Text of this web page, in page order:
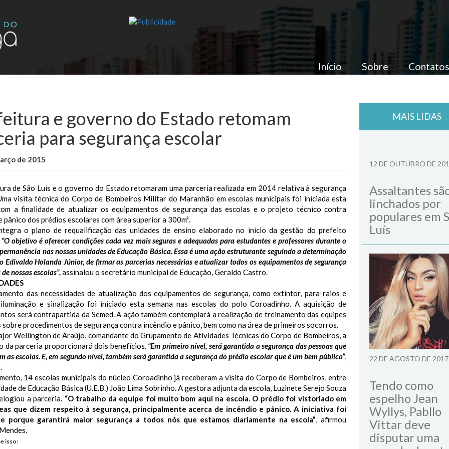
Início Sobre Contatos
e governo do Estado retomam
para segurança escolar
de 2015
de São Luís e o governo do Estado retomaram uma parceria realizada em 2014 relativa à segurança
visita técnica do Corpo de Bombeiros Militar do Maranhão em escolas municipais foi iniciada esta
a finalidade de atualizar os equipamentos de segurança das escolas e o projeto técnico contra
pânico dos prédios escolares com área superior a 300m².
o plano de requalificação das unidades de ensino elaborado no início da gestão do prefeito
“O objetivo é oferecer condições cada vez mais seguras e adequadas para estudantes e professores durante o
nas nossas unidades de Educação Básica. Essa é uma ação estruturante seguindo a determinação
Edivaldo Holanda Júnior, de firmar as parcerias necessárias e atualizar todos os equipamentos de segurança
nossas escolas”,assinalou o secretário municipal de Educação, Geraldo Castro.
das necessidades de atualização dos equipamentos de segurança, como extintor, para-raios e
e sinalização foi iniciado esta semana nas escolas do polo Coroadinho. A aquisição de
será contrapartida da Semed. A ação também contemplará a realização de treinamento das equipes
sobre procedimentos de segurança contra incêndio e pânico, bem como na área de primeiros socorros.
Wellington de Araújo, comandante do Grupamento de Atividades Técnicas do Corpo de Bombeiros, a
da parceria proporcionará dois benefícios. “Em primeiro nível, será garantida a segurança das pessoas que
as escolas. E, em segundo nível, também será garantida a segurança do prédio escolar que é um bem público”,
14 escolas municipais do núcleo Coroadinho já receberam a visita do Corpo de Bombeiros, entre
de Educação Básica (U.E.B.) João Lima Sobrinho. A gestora adjunta da escola, Luzinete Serejo Souza
a parceria. “O trabalho da equipe foi muito bom aqui na escola. O prédio foi vistoriado em
que dizem respeito à segurança, principalmente acerca de incêndio e pânico. A iniciativa foi
porque garantirá maior segurança a todos nós que estamos diariamente na escola”, afirmou
isso:
MAIS LIDAS
12 DE OUTUBRO DE
Assaltantes
linchados por
populares em
Luís
22 DE AGOSTO DE 2017
Tendo como
espelho Jean
Wyllys, Pabllo
Vittar deve
disputar uma